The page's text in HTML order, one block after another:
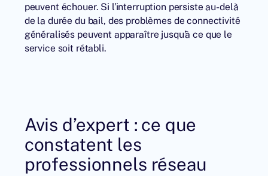
peuvent échouer. Si l’interruption persiste au-delà
de la durée du bail, des problèmes de connectivité
généralisés peuvent apparaître jusqu’à ce que le
service soit rétabli.
Avis d’expert : ce que
constatent les
professionnels réseau